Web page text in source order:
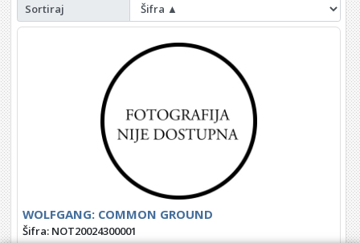
Sortiraj
WOLFGANG: COMMON GROUND
Šifra: NOT20024300001